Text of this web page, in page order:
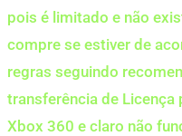
pois é limitado e não
compre se estiver de
regras seguindo
transferência de Licença
Xbox 360 e claro não